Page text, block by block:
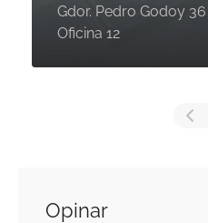
Gdor. Pedro Godoy 36
Oficina 12
Opinar